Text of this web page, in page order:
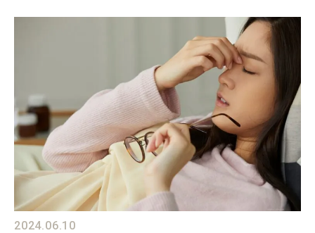
2024.06.10